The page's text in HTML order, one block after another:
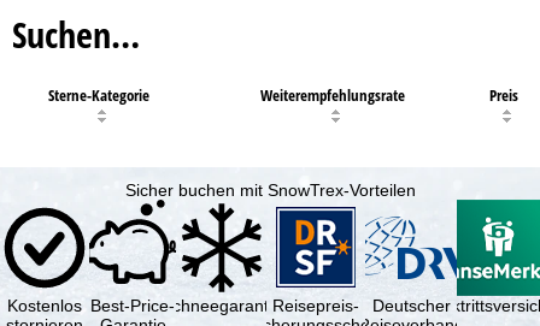
Suchen…
Sterne-Kategorie Weiterempfehlungsrate Preis
Sicher buchen mit SnowTrex-Vorteilen
Kostenlos Best-Price-SchneegarantieReisepreis-
Deutscher